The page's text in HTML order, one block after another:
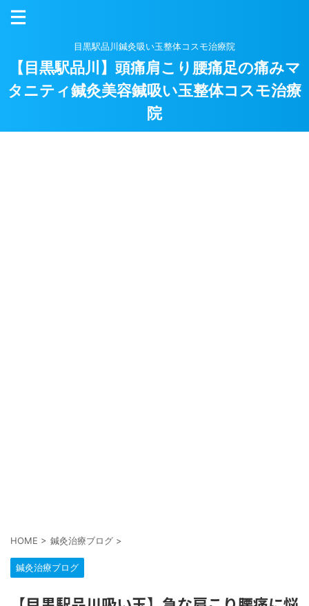
目黒駅品川鍼灸吸い玉整体コスモ治療院
【目黒駅品川】頭痛肩こり腰痛足の痛みマ
タニティ鍼灸美容鍼吸い玉整体コスモ治療
院
HOME > 鍼灸治療ブログ >
鍼灸治療ブログ